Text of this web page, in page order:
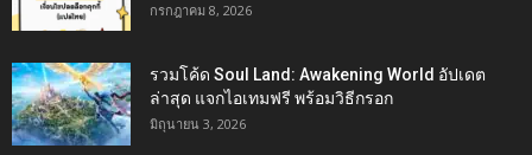
กรกฎาคม 8, 2026
รวมโค้ด Soul Land: Awakening World อัปเดต
ล่าสุด แจกไอเทมฟรี พร้อมวิธีกรอก
มิถุนายน 3, 2026